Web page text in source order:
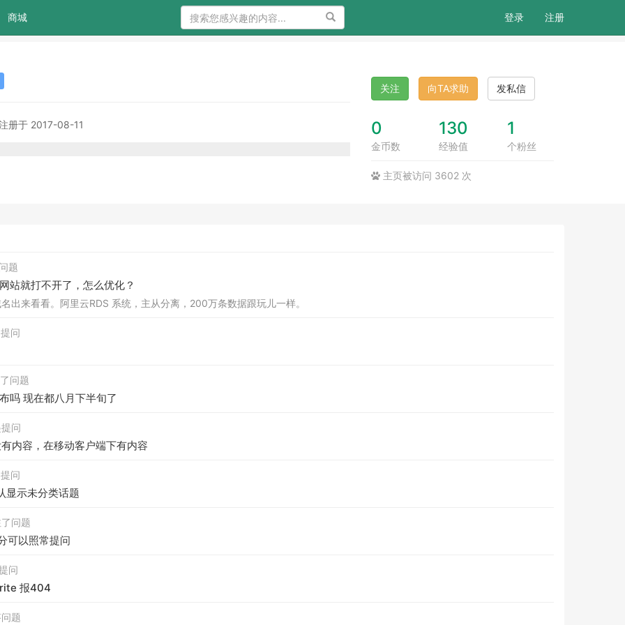
商城 搜索 登录 注册
册于 2017-08-11
关注 向TA求助 发私信
0
金币数
130
经验值
1
个粉丝
主页被访问 3602 次
题
站就打不开了，怎么优化？
出来看看。阿里云RDS 系统，主从分离，200万条数据跟玩儿一样。
问
问题
吗 现在都八月下半旬了
问
内容，在移动客户端下有内容
问
显示未分类话题
问题
可以照常提问
问
报404
题